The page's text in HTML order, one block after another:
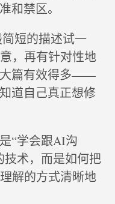
和禁区。
短的描述试一
，再有针对性地
大篇有效得多——
道自己真正想修
“学会跟AI沟
技术，而是如何把
解的方式清晰地